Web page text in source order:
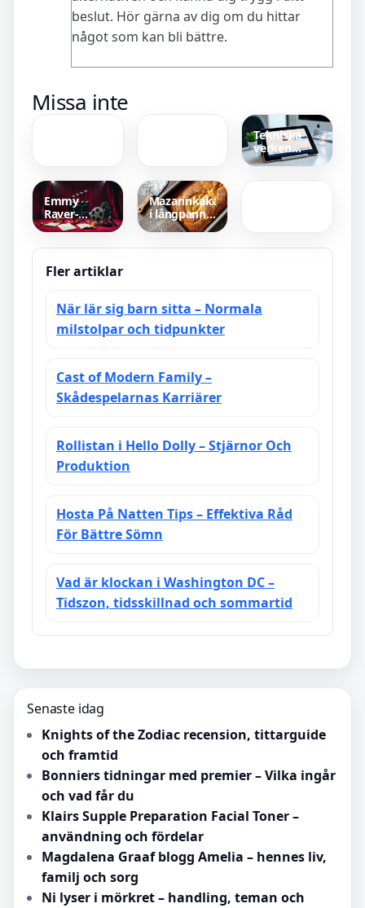
beslut. Hör gärna av dig om du hittar
något som kan bli bättre.
Missa inte
Persson
Umeå
Tekniska
verken
Mina sidor –
Emmy
Raver-
Lampman –
karriär och
filmografi
Mazarinkaka
i långpanna
utan
– enkelt
Gräsmattegödsel
Bäst i Test –
Fler artiklar
När lär sig barn sitta – Normala
milstolpar och tidpunkter
Cast of Modern Family –
Skådespelarnas Karriärer
Rollistan i Hello Dolly – Stjärnor Och
Produktion
Hosta På Natten Tips – Effektiva Råd
För Bättre Sömn
Vad är klockan i Washington DC –
Tidszon, tidsskillnad och sommartid
Senaste idag
Knights of the Zodiac recension, tittarguide
och framtid
Bonniers tidningar med premier – Vilka ingår
och vad får du
Klairs Supple Preparation Facial Toner –
användning och fördelar
Magdalena Graaf blogg Amelia – hennes liv,
familj och sorg
Ni lyser i mörkret – handling, teman och